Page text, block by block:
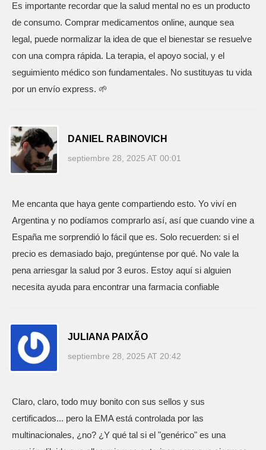
Es importante recordar que la salud mental no es un producto
de consumo. Comprar medicamentos online, aunque sea
legal, puede normalizar la idea de que el bienestar se resuelve
con una compra rápida. La terapia, el apoyo social, y el
seguimiento médico son fundamentales. No sustituyas tu vida
por un envío express. 🌱
DANIEL RABINOVICH
septiembre 28, 2025 AT 00:01
Me encanta que haya gente compartiendo esto. Yo viví en
Argentina y no podíamos comprarlo así, así que cuando vine a
España me sorprendió lo fácil que es. Solo recuerden: si el
precio es demasiado bajo, pregúntense por qué. No vale la
pena arriesgar la salud por 3 euros. Estoy aquí si alguien
necesita ayuda para encontrar una farmacia confiable
JULIANA PAIXÃO
septiembre 28, 2025 AT 20:42
Claro, claro, todo muy bonito con sus sellos y sus
certificados... pero la EMA está controlada por las
multinacionales, ¿no? ¿Y qué tal si el "genérico" es una